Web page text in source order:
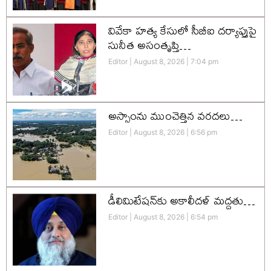
వివేకా హత్య కేసులో సీబీఐ దర్యాప్తుపై
సునీత అసంతృప్తి…
Editor August 8, 2026 7:04 pm
అస్సాంను ముంచెత్తిన వరదలు…
Editor August 8, 2026 6:56 pm
డీలిమిటేషన్‌కు అకాలీదళ్‌ మద్దతు…
Editor August 8, 2026 6:54 pm